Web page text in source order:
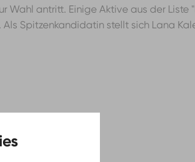
Wahl antritt. Einige Aktive aus der Liste
Spitzenkandidatin stellt sich Lana